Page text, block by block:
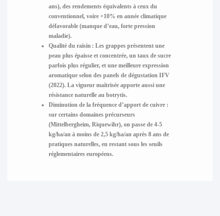
ans), des rendements équivalents à ceux du
conventionnel, voire +10% en année climatique
défavorable (manque d’eau, forte pression
maladie).
Qualité du raisin : Les grappes présentent une
peau plus épaisse et concentrée, un taux de sucre
parfois plus régulier, et une meilleure expression
aromatique selon des panels de dégustation IFV
(2022). La vigueur maîtrisée apporte aussi une
résistance naturelle au botrytis.
Diminution de la fréquence d’apport de cuivre :
sur certains domaines précurseurs
(Mittelbergheim, Riquewihr), on passe de 4-5
kg/ha/an à moins de 2,5 kg/ha/an après 8 ans de
pratiques naturelles, en restant sous les seuils
réglementaires européens.